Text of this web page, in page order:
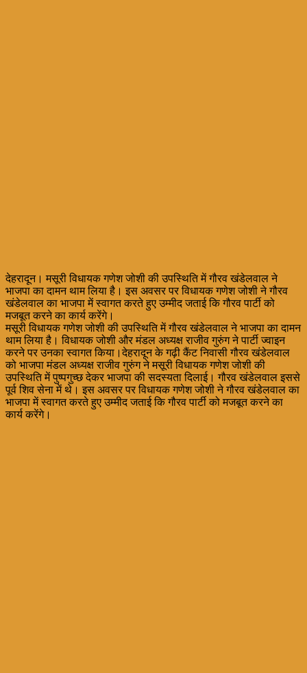
देहरादून। मसूरी विधायक गणेश जोशी की उपस्थिति में गौरव खंडेलवाल ने
भाजपा का दामन थाम लिया है। इस अवसर पर विधायक गणेश जोशी ने गौरव
खंडेलवाल का भाजपा में स्वागत करते हुए उम्मीद जताई कि गौरव पार्टी को
मजबूत करने का कार्य करेंगे।
मसूरी विधायक गणेश जोशी की उपस्थिति में गौरव खंडेलवाल ने भाजपा का दामन
थाम लिया है। विधायक जोशी और मंडल अध्यक्ष राजीव गुरुंग ने पार्टी ज्वाइन
करने पर उनका स्वागत किया।देहरादून के गढ़ी कैंट निवासी गौरव खंडेलवाल
को भाजपा मंडल अध्यक्ष राजीव गुरुंग ने मसूरी विधायक गणेश जोशी की
उपस्थिति में पुष्पगुच्छ देकर भाजपा की सदस्यता दिलाई। गौरव खंडेलवाल इससे
पूर्व शिव सेना में थे। इस अवसर पर विधायक गणेश जोशी ने गौरव खंडेलवाल का
भाजपा में स्वागत करते हुए उम्मीद जताई कि गौरव पार्टी को मजबूत करने का
कार्य करेंगे।